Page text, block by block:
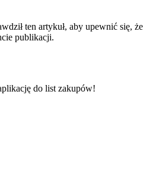
ten artykuł, aby upewnić się, że
publikacji.
do list zakupów!